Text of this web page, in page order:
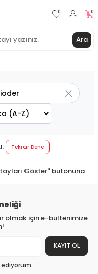
Ara
0 0
Tekrar Dene
Göster" butonuna
olmak için e-bültenimize
KAYIT OL